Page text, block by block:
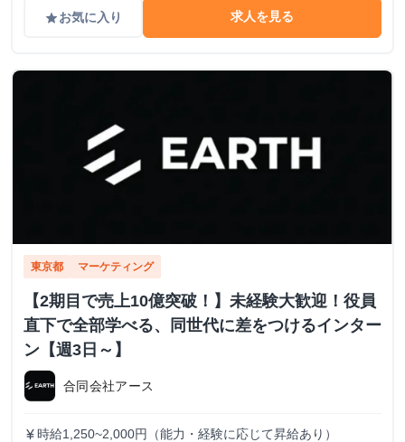
gradeお気に入り 求人を見る
東京都 マーケティング
【2期目で売上10億突破！】未経験大歓迎！役員
直下で全部学べる、同世代に差をつけるインター
ン【週3日～】
合同会社アース
currency_yen 時給1,250~2,000円（能力・経験に応じて昇給あり）